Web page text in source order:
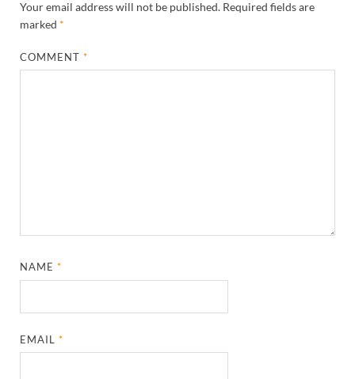
Your email address will not be published. Required fields are
marked *
COMMENT*
NAME*
EMAIL*